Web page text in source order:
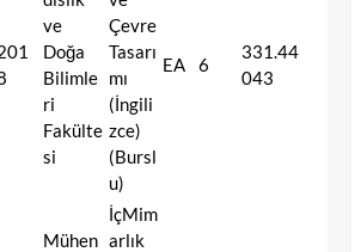
ve
Doğa
Bilimle
ri
Fakülte
si
Çevre
Tasarı
mı
(İngili
zce)
(Bursl
u)
EA 6
331.44
043
Mühen
İçMim
arlık